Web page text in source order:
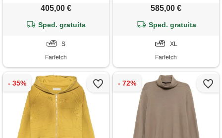
405,00 €
Sped. gratuita
S
Farfetch
585,00 €
Sped. gratuita
XL
Farfetch